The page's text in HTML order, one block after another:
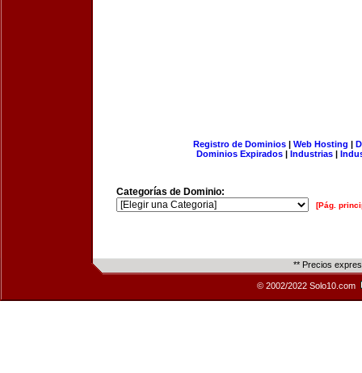
Registro de Dominios| Web Hosting |
Dominios Expirados | Industrias |
Categorías de Dominio:
[Pág.
** Precios
© 2002/2022 Solo10.com